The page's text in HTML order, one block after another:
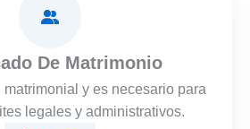
De Matrimonio
y es necesario para
legales y administrativos.